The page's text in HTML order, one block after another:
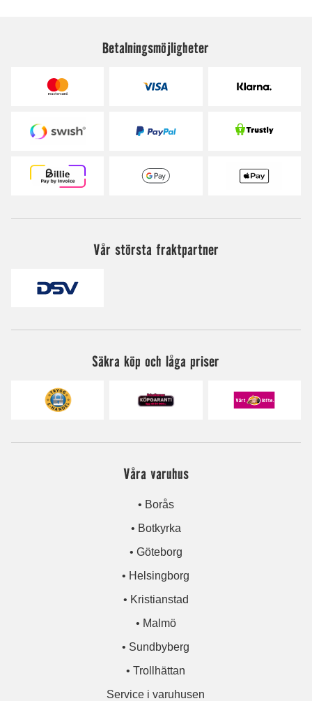
Betalningsmöjligheter
Vår största fraktpartner
Säkra köp och låga priser
Våra varuhus
• Borås
• Botkyrka
• Göteborg
• Helsingborg
• Kristianstad
• Malmö
• Sundbyberg
• Trollhättan
Service i varuhusen